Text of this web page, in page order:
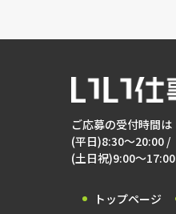
ご応募の受付時間は
(平日)8:30～20:00 /
(土日祝)9:00～17:00
トップページ